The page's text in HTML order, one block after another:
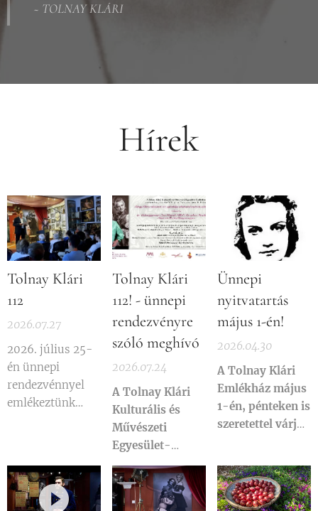
~ TOLNAY KLÁRI
Hírek
Tolnay Klári
112
2026.07.27
2026. július 25-
én ünnepi
rendezvénnyel
emlékeztünk
Tolnay Klári
112! - ünnepi
rendezvényre
szóló meghívó
2026.07.24
A Tolnay Klári
Kulturális és
Művészeti
Egyesület-
Emlékház
Ünnepi
nyitvatartás
május 1-én!
2026.04.30
A Tolnay Klári
Emlékház május
1-én, pénteken is
szeretettel várja
16 óráig!